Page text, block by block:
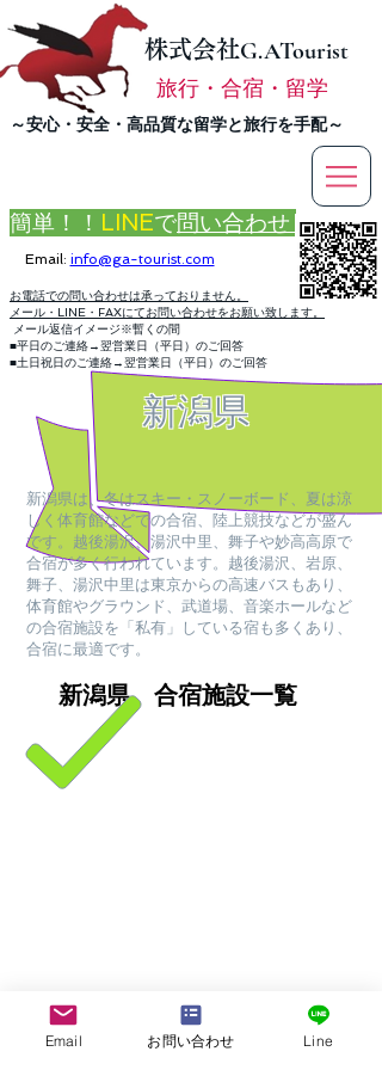
株式会社G.ATourist
旅行・合宿・留学
​～安心・安全・高品質な留学と旅行を手配～
Email: info@ga-tourist.com
簡単！！ LINEで問い合わせ
お電話での問い合わせは承っておりません。
メール・LINE・FAXにてお問い合わせをお願い致します。
メール返信イメージ※暫くの間
■平日のご連絡→翌営業日（平日）のご回答
■土日祝日のご連絡→翌営業日（平日）のご回答
新潟県
新潟県は、冬はスキー・スノーボード、夏は涼
しく体育館などでの合宿、陸上競技などが盛ん
です。越後湯沢、湯沢中里、舞子や妙高高原で
合宿が多く行われています。越後湯沢、岩原、
舞子、湯沢中里は東京からの高速バスもあり、
体育館やグラウンド、武道場、音楽ホールなど
の合宿施設を「私有」している宿も多くあり、
合宿に最適です。
新潟県 合宿施設一覧
Email お問い合わせ Line